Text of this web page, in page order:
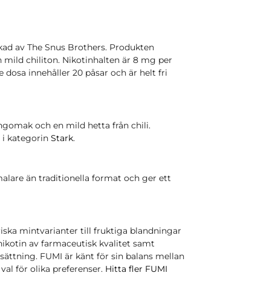
av The Snus Brothers. Produkten
mild chiliton. Nikotinhalten är 8 mg per
dosa innehåller 20 påsar och är helt fri
och en mild hetta från chili.
i kategorin Stark.
än traditionella format och ger ett
mintvarianter till fruktiga blandningar
av farmaceutisk kvalitet samt
FUMI är känt för sin balans mellan
för olika preferenser. Hitta fler FUMI